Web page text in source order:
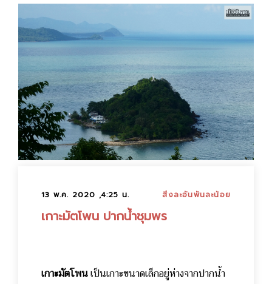
13 พ.ค. 2020 ,4:25 น. สิ่งละอันพันละน้อย
เกาะมัตโพน ปากน้ำชุมพร
เกาะมัตโพนเป็นเกาะขนาดเล็กอยู่ห่างจากปากน้ำ